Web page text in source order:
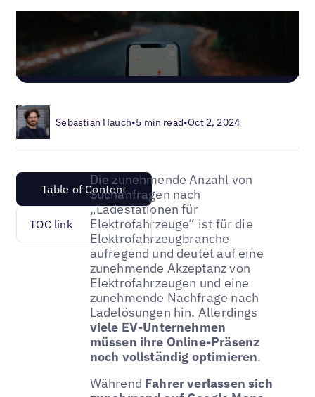
Sebastian Hauch•5 min read•Oct 2, 2024
Table of Content
TOC link
Die zunehmende Anzahl von
Suchanfragen nach
„Ladestationen für
Elektrofahrzeuge“ ist für die
Elektrofahrzeugbranche
aufregend und deutet auf eine
zunehmende Akzeptanz von
Elektrofahrzeugen und eine
zunehmende Nachfrage nach
Ladelösungen hin. Allerdings
viele EV-Unternehmen
müssen ihre Online-Präsenz
noch vollständig optimieren.
Während Fahrer verlassen sich